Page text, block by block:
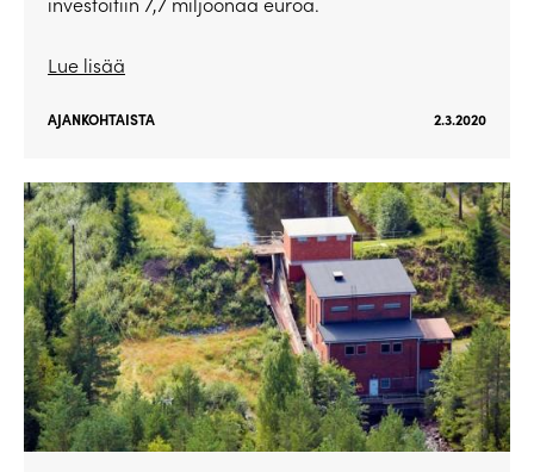
Lue lisää
AJANKOHTAISTA 2.3.2020